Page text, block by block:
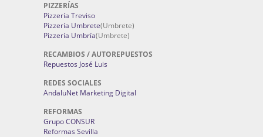
PIZZERÍAS
Pizzería Treviso
Pizzería Umbrete(Umbrete)
Pizzería Umbría(Umbrete)
RECAMBIOS / AUTOREPUESTOS
Repuestos José Luis
REDES SOCIALES
AndaluNet Marketing Digital
REFORMAS
Grupo CONSUR
Reformas Sevilla